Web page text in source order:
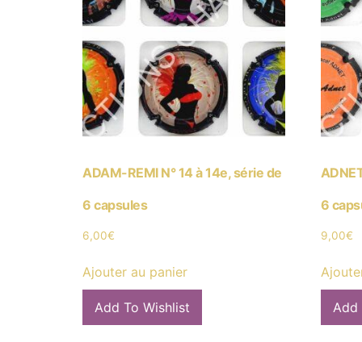
ADAM-REMI N° 14 à 14e, série de
6 capsules
6,00€
Ajouter au panier
Add To Wishlist
6
9,00€
Add